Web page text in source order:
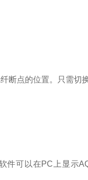
断点的位置。只需切
可以在PC上显示